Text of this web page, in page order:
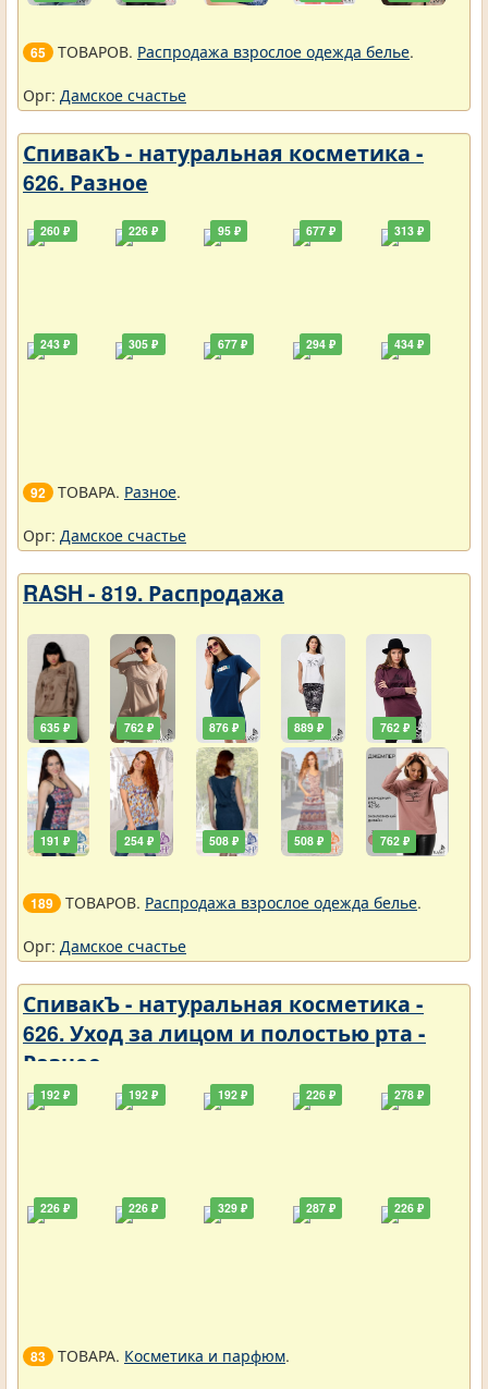
65 ТОВАРОВ. Распродажа взрослое одежда белье.
Орг: Дамское счастье
СпивакЪ - натуральная косметика -
626. Разное
260 ₽
243 ₽
226 ₽
305 ₽
95 ₽
677 ₽
677 ₽
294 ₽
313 ₽
434 ₽
92 ТОВАРА. Разное.
Орг: Дамское счастье
RASH - 819. Распродажа
635 ₽
191 ₽
762 ₽
254 ₽
876 ₽
508 ₽
889 ₽
508 ₽
762 ₽
762 ₽
189 ТОВАРОВ. Распродажа взрослое одежда белье.
Орг: Дамское счастье
СпивакЪ - натуральная косметика -
626. Уход за лицом и полостью рта -
Разное
192 ₽
226 ₽
192 ₽
226 ₽
192 ₽
329 ₽
226 ₽
287 ₽
278 ₽
226 ₽
83 ТОВАРА. Косметика и парфюм.